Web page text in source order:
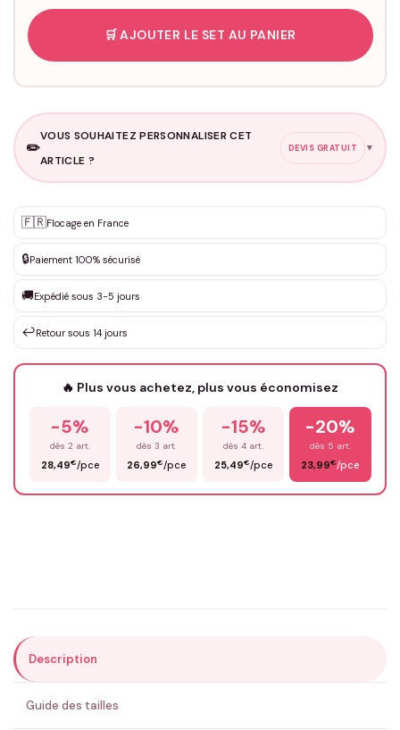
🛒 AJOUTER LE SET AU PANIER
✏️
VOUS SOUHAITEZ PERSONNALISER CET
ARTICLE ?
DEVIS GRATUIT ▼
✨ Personnalisation sur mesure
DEVIS GRATUIT · Personnalisation de 3 à 10€ selon la demande
Que souhaitez-vous ?*
Votre texte / idée*
Prénom*
ENVOYER MA DEMANDE ✨
🇫🇷Flocage en France
🔒Paiement 100% sécurisé
🚚Expédié sous 3-5 jours
↩️Retour sous 14 jours
🔥 Plus vous achetez, plus vous économisez
-5%
dès 2 art.
28,49€/pce
-10%
dès 3 art.
26,99€/pce
-15%
dès 4 art.
25,49€/pce
-20%
dès 5 art.
23,99€/pce
Description
Guide des tailles